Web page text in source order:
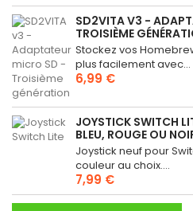
SD2VITA V3 -
TROISIÈME
Stockez vos
plus facilement avec...
6,99 €
JOYSTICK SWITCH
BLEU, ROUGE OU
Joystick neuf pour
couleur au choix....
7,99 €